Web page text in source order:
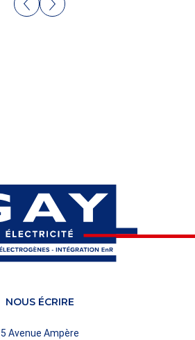
NOUS ÉCRIRE
5 Avenue Ampère